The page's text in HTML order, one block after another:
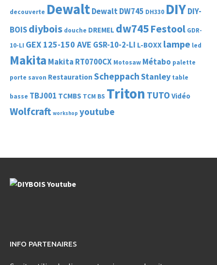
decouverte DewaltDewalt DW745 DH330 DIYDIY-
BOISdiybois douche DREMEL dw745Festool GDR-
10-LI GEX 125-150 AVE GSR-10-2-LI L-BOXX lampe led
Makita Makita RT0700CX Motosaw Métabo palette
porte savon Restauration ScheppachStanley table
basse TBJ001 TCMBS TCM BS Triton TUTO Vidéo
Wolfcraft workshop youtube
INFO PARTENAIRES